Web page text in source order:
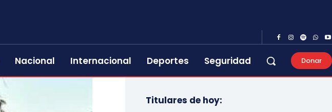
Nacional Internacional Deportes Seguridad Donar
Titulares de hoy: